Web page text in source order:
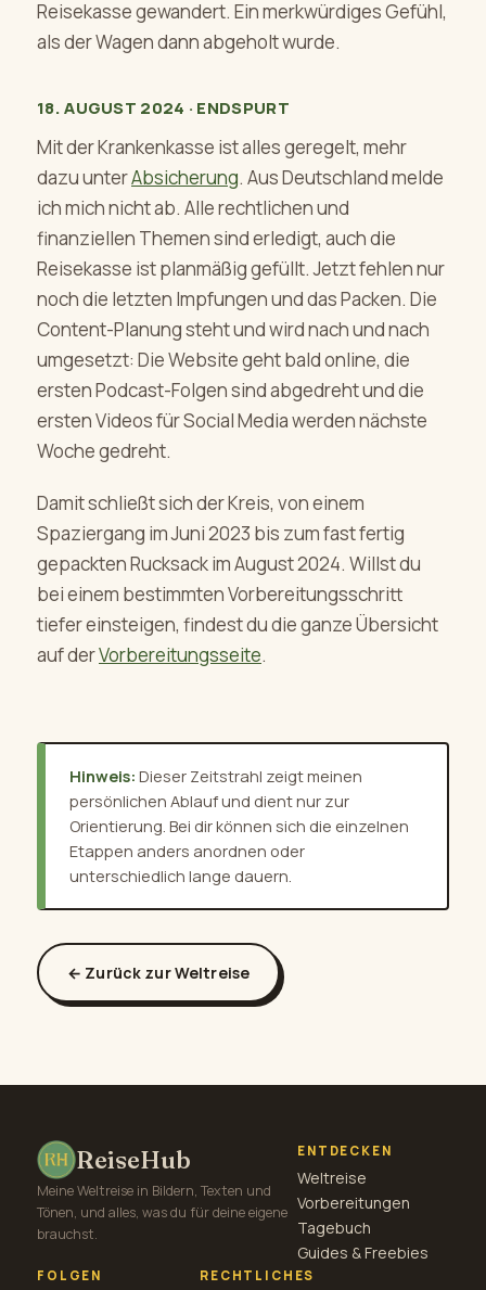
Reisekasse gewandert. Ein merkwürdiges Gefühl,
als der Wagen dann abgeholt wurde.
18. AUGUST 2024 · ENDSPURT
Mit der Krankenkasse ist alles geregelt, mehr
dazu unterAbsicherung. Aus Deutschland melde
ich mich nicht ab. Alle rechtlichen und
finanziellen Themen sind erledigt, auch die
Reisekasse ist planmäßig gefüllt. Jetzt fehlen nur
noch die letzten Impfungen und das Packen. Die
Content-Planung steht und wird nach und nach
umgesetzt: Die Website geht bald online, die
ersten Podcast-Folgen sind abgedreht und die
ersten Videos für Social Media werden nächste
Woche gedreht.
Damit schließt sich der Kreis, von einem
Spaziergang im Juni 2023 bis zum fast fertig
gepackten Rucksack im August 2024. Willst du
bei einem bestimmten Vorbereitungsschritt
tiefer einsteigen, findest du die ganze Übersicht
auf derVorbereitungsseite.
Hinweis: Dieser Zeitstrahl zeigt meinen
persönlichen Ablauf und dient nur zur
Orientierung. Bei dir können sich die einzelnen
Etappen anders anordnen oder
unterschiedlich lange dauern.
← Zurück zur Weltreise
ReiseHub
Meine Weltreise in Bildern, Texten und
Tönen, und alles, was du für deine eigene
brauchst.
ENTDECKEN
Weltreise
Vorbereitungen
Tagebuch
Guides & Freebies
FOLGEN RECHTLICHES